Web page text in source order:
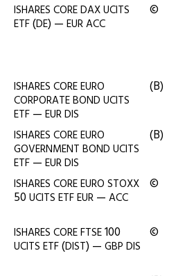
ISHARES COREDAXUCITS
ETF(DE) — EURACC
©
ISHARES COREEURO
CORPORATEBOND UCITS
ETF — EURDIS
(B)
ISHARES COREEURO
GOVERNMENT BOND UCITS
ETF — EURDIS
(B)
ISHARES COREEURO STOXX
50 UCITS ETFEUR — ACC
©
ISHARES COREFTSE100
UCITS ETF(DIST) — GBP DIS
©